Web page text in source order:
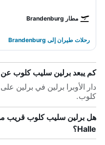
مطار Brandenburg
رحلات طيران إلى Brandenburg
كم يبعد برلين سليب كلوب عن
كلوب.
Halle؟